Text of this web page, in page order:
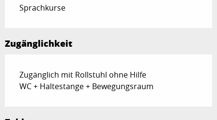
Sprachkurse
Zugänglichkeit
Zugänglich mit Rollstuhl ohne Hilfe
WC + Haltestange + Bewegungsraum